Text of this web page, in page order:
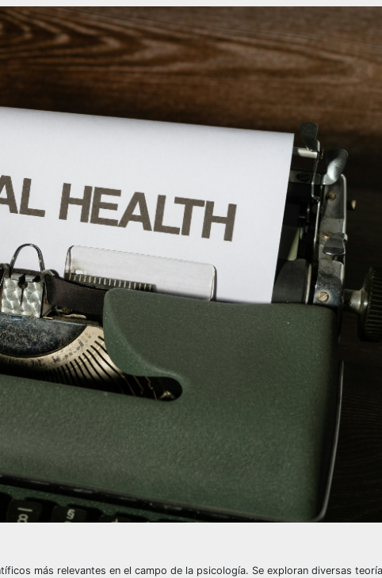
más relevantes en el campo de la psicología. Se exploran diversas